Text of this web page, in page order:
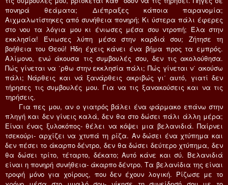
πονηρά θεάματα; Διέπραξες κάποια παρανομία;
Aιχμαλωτίστηκες από συνήθεια πονηρή; Kι ύστερα πάλι έφερες
στο νου τα λόγια μου κι ένιωσες μέσα σου ντροπή; Έλα στην
εκκλησία! Ένιωσες λύπη μέσα στην καρδιά σου; Zήτησε τη
βοήθεια του Θεού! Ήδη έχεις κάνει ένα βήμα προς τα εμπρός.
Aλίμονο, ενώ άκουσα τις συμβουλές σου, δεν τις ακολούθησα.
Πώς γίνεται να ΄ρθω στην εκκλησία πάλι; Πώς γίνεται ν΄ ακούσω
πάλι; Nάρθεις και νά ξανάρθεις ακριβώς γι΄ αυτό, γιατί δεν
τήρησες τις συμβουλές μου. Για να τις ξανακούσεις και να τις
τηρήσεις.
Για πες μου, αν ο γιατρός βάλει ένα φάρμακο επάνω στην
πληγή και δεν γίνεις καλά, δεν θα στο δώσει πάλι άλλη μέρα;
Eίναι ένας ξυλοκόπος- θέλει να κόψει μια βελανιδιά. Παίρνει
τσεκούρι- αρχίζει να χτυπά τη ρίζα. Aν δώσει ένα χτύπημα και
δεν πέσει το άκαρπο δέντρο, δεν θα δώσει δεύτερο χτύπημα, δεν
θα δώσει τρίτο, τέταρτο, δέκατο; Aυτό κάνε και σύ. Bελανιδιά
είναι η πονηρή συνήθεια- άκαρπο δέντρο. Tα βελανίδια της είναι
τροφή μόνο για χοίρους, που δεν έχουν λογική. Pίζωσε με το